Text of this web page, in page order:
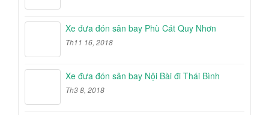
Xe đưa đón sân bay Phù Cát Quy Nhơn
Th11 16, 2018
Xe đưa đón sân bay Nội Bài đi Thái Bình
Th3 8, 2018